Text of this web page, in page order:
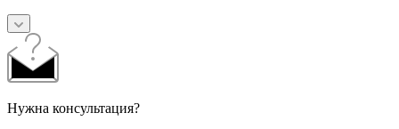
Нужна консультация?